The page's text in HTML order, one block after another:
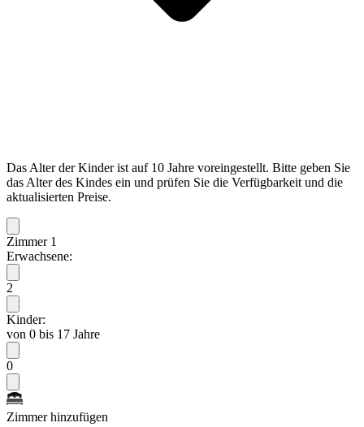
Das Alter der Kinder ist auf 10 Jahre voreingestellt. Bitte geben Sie
das Alter des Kindes ein und prüfen Sie die Verfügbarkeit und die
aktualisierten Preise.
Zimmer 1
Erwachsene:
2
Kinder:
von 0 bis 17 Jahre
0
Zimmer hinzufügen